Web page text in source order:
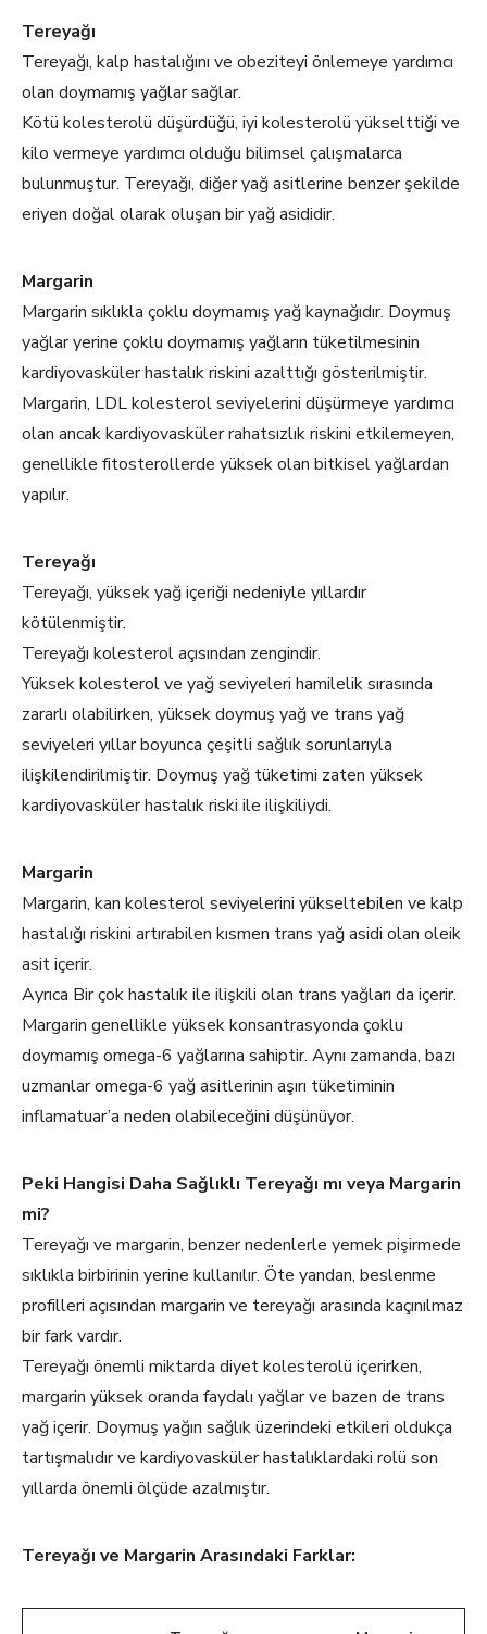
Tereyağı
Tereyağı, kalp hastalığını ve obeziteyi önlemeye yardımcı
olan doymamış yağlar sağlar.
Kötü kolesterolü düşürdüğü, iyi kolesterolü yükselttiği ve
kilo vermeye yardımcı olduğu bilimsel çalışmalarca
bulunmuştur. Tereyağı, diğer yağ asitlerine benzer şekilde
eriyen doğal olarak oluşan bir yağ asididir.
Margarin
Margarin sıklıkla çoklu doymamış yağ kaynağıdır. Doymuş
yağlar yerine çoklu doymamış yağların tüketilmesinin
kardiyovasküler hastalık riskini azalttığı gösterilmiştir.
Margarin, LDL kolesterol seviyelerini düşürmeye yardımcı
olan ancak kardiyovasküler rahatsızlık riskini etkilemeyen,
genellikle fitosterollerde yüksek olan bitkisel yağlardan
yapılır.
Tereyağı
Tereyağı, yüksek yağ içeriği nedeniyle yıllardır
kötülenmiştir.
Tereyağı kolesterol açısından zengindir.
Yüksek kolesterol ve yağ seviyeleri hamilelik sırasında
zararlı olabilirken, yüksek doymuş yağ ve trans yağ
seviyeleri yıllar boyunca çeşitli sağlık sorunlarıyla
ilişkilendirilmiştir. Doymuş yağ tüketimi zaten yüksek
kardiyovasküler hastalık riski ile ilişkiliydi.
Margarin
Margarin, kan kolesterol seviyelerini yükseltebilen ve kalp
hastalığı riskini artırabilen kısmen trans yağ asidi olan oleik
asit içerir.
Ayrıca Bir çok hastalık ile ilişkili olan trans yağları da içerir.
Margarin genellikle yüksek konsantrasyonda çoklu
doymamış omega-6 yağlarına sahiptir. Aynı zamanda, bazı
uzmanlar omega-6 yağ asitlerinin aşırı tüketiminin
inflamatuar’a neden olabileceğini düşünüyor.
Peki Hangisi Daha Sağlıklı Tereyağı mı veya Margarin
mi?
Tereyağı ve margarin, benzer nedenlerle yemek pişirmede
sıklıkla birbirinin yerine kullanılır. Öte yandan, beslenme
profilleri açısından margarin ve tereyağı arasında kaçınılmaz
bir fark vardır.
Tereyağı önemli miktarda diyet kolesterolü içerirken,
margarin yüksek oranda faydalı yağlar ve bazen de trans
yağ içerir. Doymuş yağın sağlık üzerindeki etkileri oldukça
tartışmalıdır ve kardiyovasküler hastalıklardaki rolü son
yıllarda önemli ölçüde azalmıştır.
Tereyağı ve Margarin Arasındaki Farklar: